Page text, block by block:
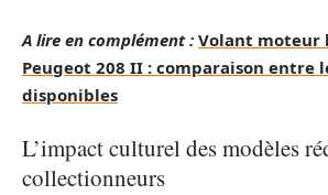
A lire en complément : Volant moteur
Peugeot 208 II : comparaison entre
disponibles
L’impact culturel des modèles
collectionneurs